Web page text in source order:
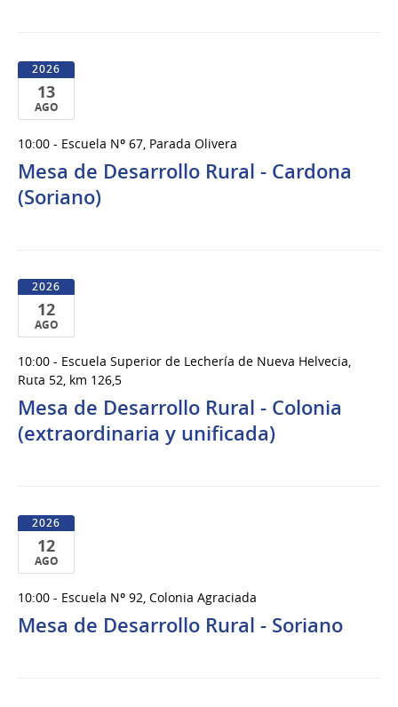
2026
13
AGO
de
Ago
del
10:00 - Escuela Nº 67, Parada Olivera
Mesa de Desarrollo Rural - Cardona
(Soriano)
2026
12
AGO
de
Ago
del
2026
10:00 - Escuela Superior de Lechería de Nueva Helvecia,
Ruta 52, km 126,5
Mesa de Desarrollo Rural - Colonia
(extraordinaria y unificada)
2026
12
AGO
de
Ago
10:00 - Escuela Nº 92, Colonia Agraciada
Mesa de Desarrollo Rural - Soriano